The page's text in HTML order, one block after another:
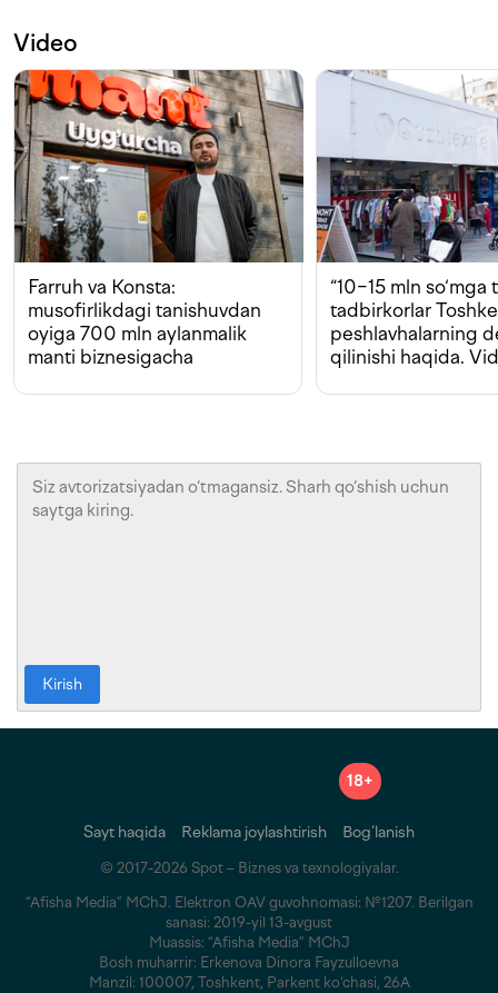
Video
Farruh va Konsta:
musofirlikdagi tanishuvdan
oyiga 700 mln aylanmalik
manti biznesigacha
“10−15 mln so‘mga
tadbirkorlar
peshlavhalarning
qilinishi haqida.
Kirish
18+
Sayt haqida Reklama joylashtirish Bog‘lanish
© 2017-2026 Spot – Biznes va texnologiyalar.
“Afisha Media” MChJ. Elektron OAV guvohnomasi: №1207. Berilgan
sanasi: 2019-yil 13-avgust
Muassis: “Afisha Media” MChJ
Bosh muharrir: Erkenova Dinora Fayzulloevna
Manzil: 100007, Toshkent, Parkent ko‘chasi, 26A